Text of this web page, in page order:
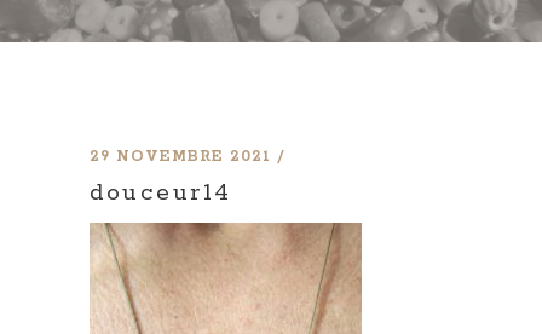
29 NOVEMBRE 2021
douceur14